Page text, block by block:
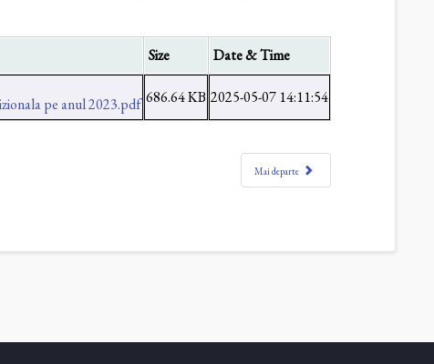
Size Date & Time
pe anul 2023.pdf 686.64 KB 2025-05-07 14:11:54
Mai departe